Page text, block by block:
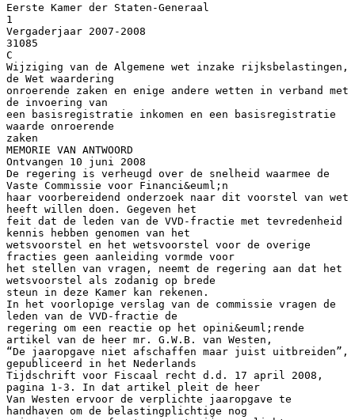
Eerste Kamer der Staten-Generaal
1
Vergaderjaar 2007-2008
31085
C
Wijziging van de Algemene wet inzake rijksbelastingen,
de Wet waardering
onroerende zaken en enige andere wetten in verband met
de invoering van
een basisregistratie inkomen en een basisregistratie
waarde onroerende
zaken
MEMORIE VAN ANTWOORD
Ontvangen 10 juni 2008
De regering is verheugd over de snelheid waarmee de
Vaste Commissie voor Financi&euml;n
haar voorbereidend onderzoek naar dit voorstel van wet
heeft willen doen. Gegeven het
feit dat de leden van de VVD-fractie met tevredenheid
kennis hebben genomen van het
wetsvoorstel en het wetsvoorstel voor de overige
fracties geen aanleiding vormde voor
het stellen van vragen, neemt de regering aan dat het
wetsvoorstel als zodanig op brede
steun in deze Kamer kan rekenen.
In het voorlopige verslag van de commissie vragen de
leden van de VVD-fractie de
regering om een reactie op het opini&euml;rende
artikel van de heer mr. G.W.B. van Westen,
“De jaaropgave niet afschaffen maar juist uitbreiden”,
gepubliceerd in het Nederlands
Tijdschrift voor Fiscaal recht d.d. 17 april 2008,
pagina 1-3. In dat artikel pleit de heer
Van Westen ervoor de verplichte jaaropgave te
handhaven om de belastingplichtige nog